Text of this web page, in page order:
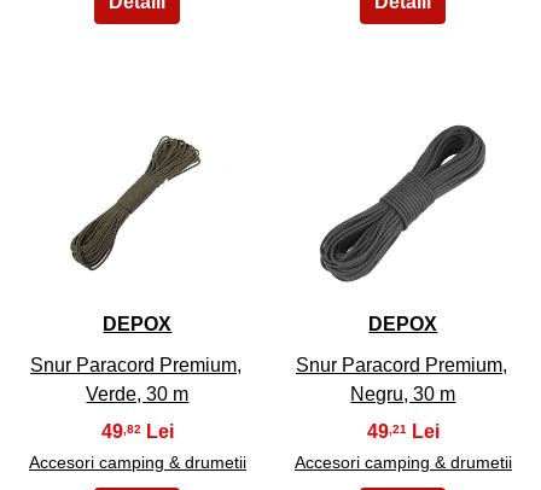
29
DEPOX
Snur Paracord Premium,
Verde, 30 m
49,82
Accesori camping & drumetii
30
DEPOX
Snur Paracord Premium,
Negru, 30 m
49,21
Accesori camping & drumetii